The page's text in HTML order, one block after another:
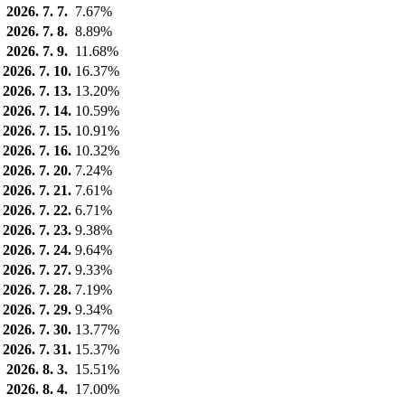
2026. 7. 7. 7.67%
2026. 7. 8. 8.89%
2026. 7. 9. 11.68%
2026. 7. 10. 16.37%
2026. 7. 13. 13.20%
2026. 7. 14. 10.59%
2026. 7. 15. 10.91%
2026. 7. 16. 10.32%
2026. 7. 20. 7.24%
2026. 7. 21. 7.61%
2026. 7. 22. 6.71%
2026. 7. 23. 9.38%
2026. 7. 24. 9.64%
2026. 7. 27. 9.33%
2026. 7. 28. 7.19%
2026. 7. 29. 9.34%
2026. 7. 30. 13.77%
2026. 7. 31. 15.37%
2026. 8. 3. 15.51%
2026. 8. 4. 17.00%